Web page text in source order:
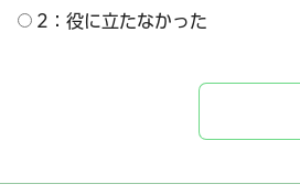
2：役に立たなかった